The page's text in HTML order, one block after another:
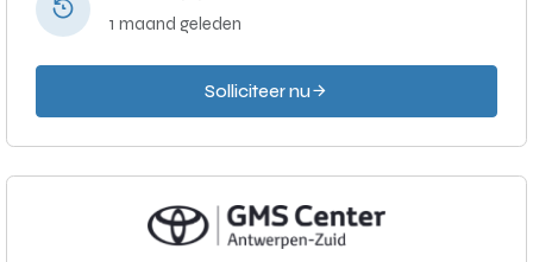
1 maand geleden
Solliciteer nu